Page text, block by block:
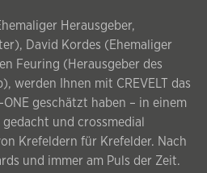
Herausgeber,
David Kordes (Ehemaliger
Feuring (Herausgeber des
werden Ihnen mit CREVELT das
geschätzt haben – in einem
und crossmedial
Krefeldern für Krefelder. Nach
und immer am Puls der Zeit.